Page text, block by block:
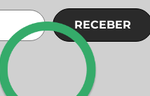
RECEBER